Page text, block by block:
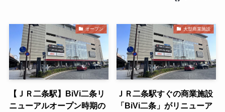
オープン
【ＪＲ二条駅】BiVi二条リ
ニューアルオープン時期の
大型商業施設
ＪＲ二条駅すぐの商業施設
「BiVi二条」がリニューア